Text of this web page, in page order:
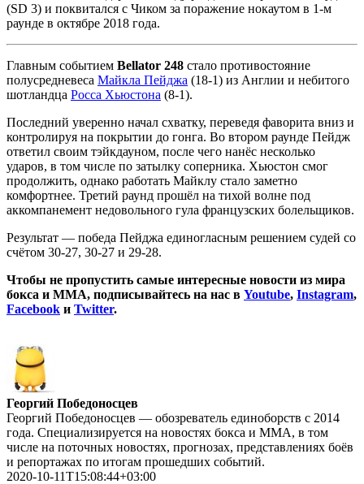
(SD 3) и поквитался с Чиком за поражение нокаутом в 1-м
раунде в октябре 2018 года.
Главным событием Bellator 248 стало противостояние
полусредневеса Майкла Пейджа (18-1) из Англии и небитого
шотландца Росса Хьюстона (8-1).
Последний уверенно начал схватку, переведя фаворита вниз и
контролируя на покрытии до гонга. Во втором раунде Пейдж
ответил своим тэйкдауном, после чего нанёс несколько
ударов, в том числе по затылку соперника. Хьюстон смог
продолжить, однако работать Майклу стало заметно
комфортнее. Третий раунд прошёл на тихой волне под
аккомпанемент недовольного гула французских болельщиков.
Результат — победа Пейджа единогласным решением судей со
счётом 30-27, 30-27 и 29-28.
Чтобы не пропустить самые интересные новости из мира
бокса и ММА, подписывайтесь на нас в Youtube, Instagram,
Facebook и Twitter.
Георгий Победоносцев
Георгий Победоносцев — обозреватель единоборств с 2014
года. Специализируется на новостях бокса и ММА, в том
числе на поточных новостях, прогнозах, представлениях боёв
и репортажах по итогам прошедших событий.
2020-10-11T15:08:44+03:00